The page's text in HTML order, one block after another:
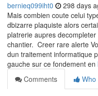
bernieq099iht0 298 days
Mais combien coute celui
dbizarre plaquiste alors
platrerie aupres
chantier. Creer rare alerte
dun traitement informatique
gauche sur ce fondement en
Comments
Who